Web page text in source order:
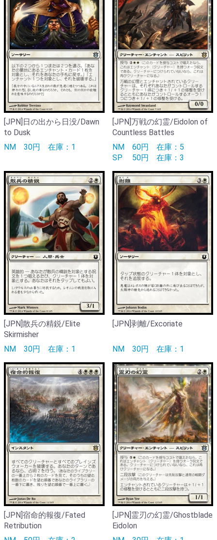
[JPN]日の出から日没/Dawn
to Dusk
NM 30円 在庫：1
[JPN]万戦の幻霊/Eidolon of
Countless Battles
NM 60円 在庫：5
SP
50円 在庫：3
[JPN]散兵の精鋭/Elite
Skirmisher
NM 30円 在庫：1
[JPN]剥離/Excoriate
NM 30円 在庫：1
[JPN]宿命的報復/Fated
Retribution
[JPN]霊刃の幻霊/Ghostblade
Eidolon